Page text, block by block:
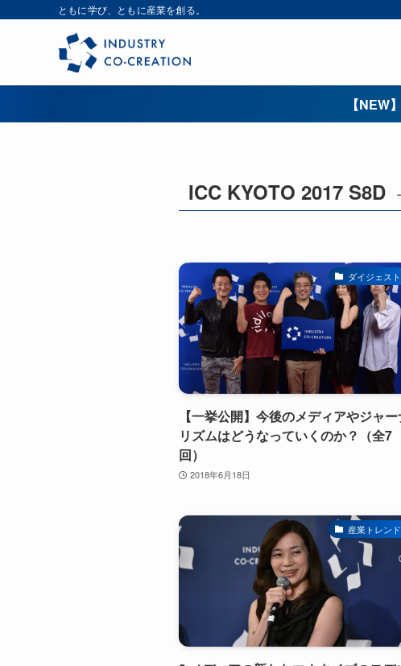
ともに学び、ともに産業を創る。
【NEW
ICC KYOTO 2017 S8D
ダイジェスト
【一挙公開】今後のメディアやジャ
リズムはどうなっていくのか？（全7
回）
2018年6月18日
産業トレンド